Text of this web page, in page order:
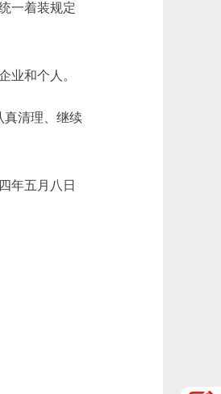
一着装规定
和个人。
清理、继续
五月八日